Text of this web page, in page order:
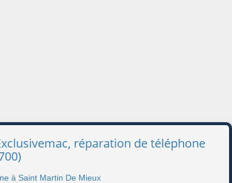
réparation de téléphone
à Saint Martin De Mieux